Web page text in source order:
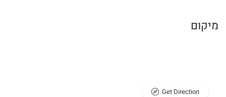
מיקום
Get Direction